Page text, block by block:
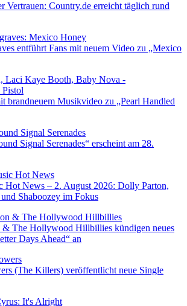
Vertrauen: Country.de erreicht täglich rund
entführt Fans mit neuem Video zu „Mexico
brandneuem Musikvideo zu „Pearl Handled
Signal Serenades“ erscheint am 28.
Hot News – 2. August 2026: Dolly Parton,
Shaboozey im Fokus
& The Hollywood Hillbillies kündigen neues
Days Ahead“ an
(The Killers) veröffentlicht neue Single